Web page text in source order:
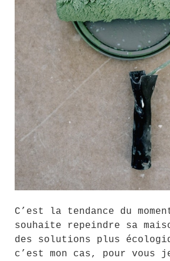
C’est la tendance du
souhaite repeindre sa
des solutions plus
c’est mon cas, pour vous